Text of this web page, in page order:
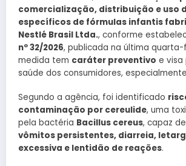
comercialização, distribuição e uso
específicos de fórmulas infantis
Nestlé Brasil Ltda., conforme
nº 32/2026, publicada na última
medida tem caráter preventivo e visa
saúde dos consumidores,
Segundo a agência, foi identificado
contaminação por cereulide, uma
pela bactéria Bacillus cereus, capaz
vômitos persistentes, diarreia,
excessiva e lentidão de reações.